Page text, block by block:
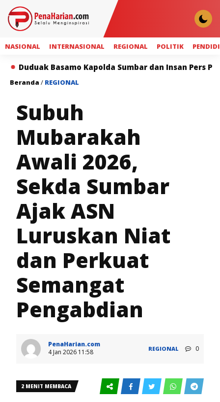
NASIONAL INTERNASIONAL REGIONAL POLITIK
Basamo Kapolda Sumbar dan Insan Pers Perkuat
Beranda / REGIONAL
Subuh
Mubarakah
Awali 2026,
Sekda Sumbar
Ajak ASN
Luruskan Niat
dan Perkuat
Semangat
Pengabdian
PenaHarian.com
4 Jan 2026 11:58
REGIONAL 0
2 MENIT MEMBACA